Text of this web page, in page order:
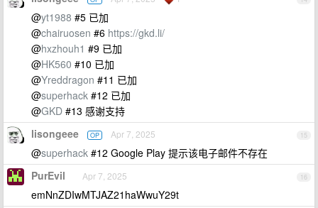
@yt1988 #5 已加
@chairuosen #6 https://gkd.li/
@hxzhouh1 #9 已加
@HK560 #10 已加
@Yreddragon #11 已加
@superhack #12 已加
@GKD #13 感谢支持
15
lisongeee OP Apr 7, 2025
@superhack #12 Google Play 提示该电子邮件不存在
16
PurEvil Apr 7, 2025
emNnZDIwMTJAZ21haWwuY29t